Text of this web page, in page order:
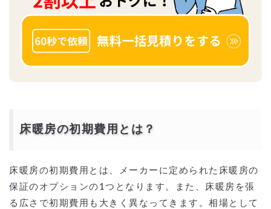
床暖房の初期費用とは？
床暖房の初期費用とは、メーカーに定められた床暖房の
保証のオプションの1つとなります。また、床暖房を張
る広さで初期費用も大きく異なってきます。相場として